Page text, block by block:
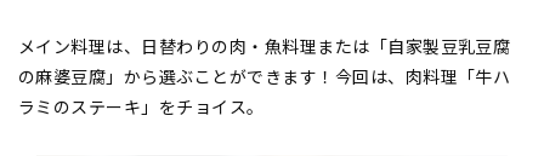
メイン料理は、日替わりの肉・魚料理または「自家製豆乳豆腐
の麻婆豆腐」から選ぶことができます！今回は、肉料理「牛ハ
ラミのステーキ」をチョイス。